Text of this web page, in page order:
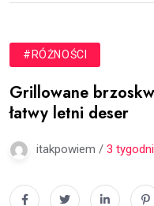
#RÓŻNOŚCI
Grillowane
łatwy letni deser
itakpowiem / 3